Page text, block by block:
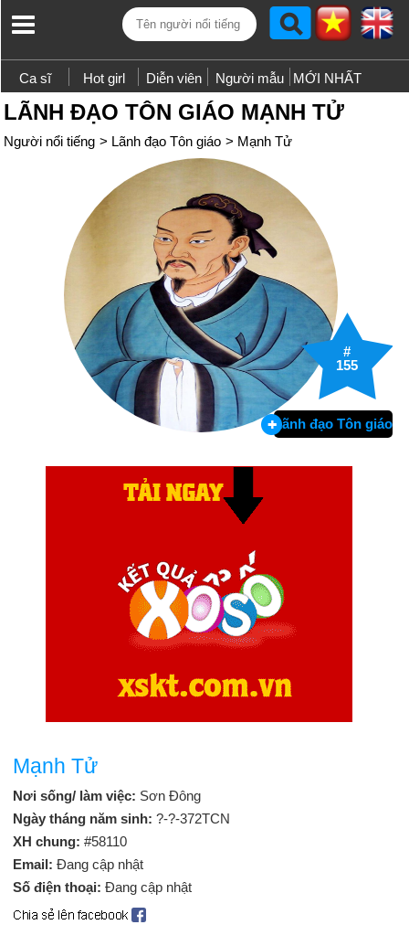
Ca sĩ Hot girl Diễn viên Người mẫu MỚI NHẤT
LÃNH ĐẠO TÔN GIÁO MẠNH TỬ
Người nổi tiếng > Lãnh đạo Tôn giáo > Mạnh Tử
#
155
Lãnh đạo Tôn giáo
Mạnh Tử
Nơi sống/ làm việc: Sơn Đông
Ngày tháng năm sinh: ?-?-372TCN
XH chung: #58110
Email: Đang cập nhật
Số điện thoại: Đang cập nhật